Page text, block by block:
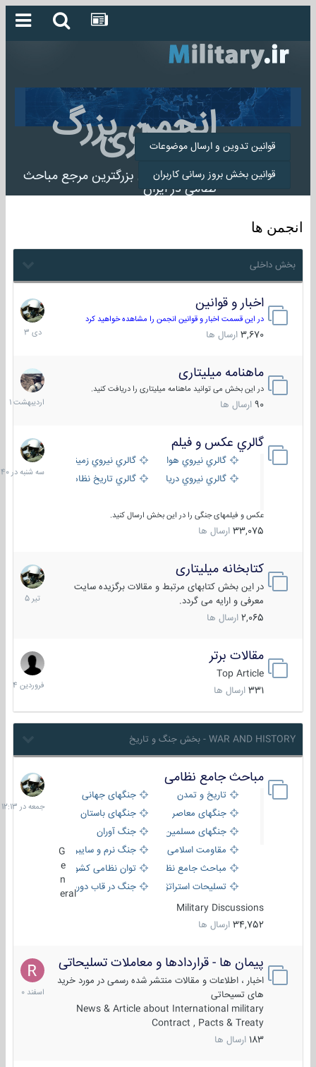
انجمن بزرگ
میلیتاری
انجمن میلیتاری بزرگترین مرجع مباحث
نظامی در ایران
قوانین تدوین و ارسال موضوعات
قوانین بخش بروز رسانی کاربران
انجمن ها
بخش داخلی
اخبار و قوانین
در این قسمت اخبار و قوانین انجمن را مشاهده خواهید کرد
3,670 ارسال ها
22
دی
1403
ماهنامه میلیتاری
در این بخش می توانید ماهنامه میلیتاری را دریافت کنید.
90 ارسال ها
30
1401
گالري عكس و فيلم
گالري نيروي هوايي
گالري نيروي زميني
گالري نيروي دريايي
گالري تاریخ نظامی
عکس و فیلمهای جنگی را در این بخش ارسال کنید.
33,075 ارسال ها
سه
شنبه
در
کتابخانه میلیتاری
در این بخش کتابهای مرتبط و مقالات برگزیده سایت
معرفی و ارایه می گردد.
2,065 ارسال ها
16
تیر
1405
مقالات برتر
Top Article
331 ارسال ها
29
فروردین
1404
WAR AND HISTORY - بخش جنگ و تاریخ
مباحث جامع نظامی
تاریخ و تمدن
جنگهای جهانی
جنگهای معاصر
جنگهای باستان
جنگهای مسلمین
جنگ آوران
مقاومت اسلامی
جنگ نرم و سایبری
مباحث جامع نظامی
توان نظامی کشورها
تسلیحات استراتژیک
جنگ در قاب دوربین
eral
Military Discussions
34,752 ارسال ها
جمعه
در
12:13
پیمان ها - قراردادها و معاملات تسلیحاتی
اخبار ، اطلاعات و مقالات منتشر شده رسمی در مورد خرید
های تسیحاتی
News & Article about International military
Contract , Pacts & Treaty
183 ارسال ها
7
اسفند
1400